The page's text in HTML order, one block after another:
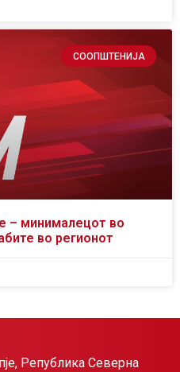
СООПШТЕНИЈА
– минималецот во
во регионот
Република Северна